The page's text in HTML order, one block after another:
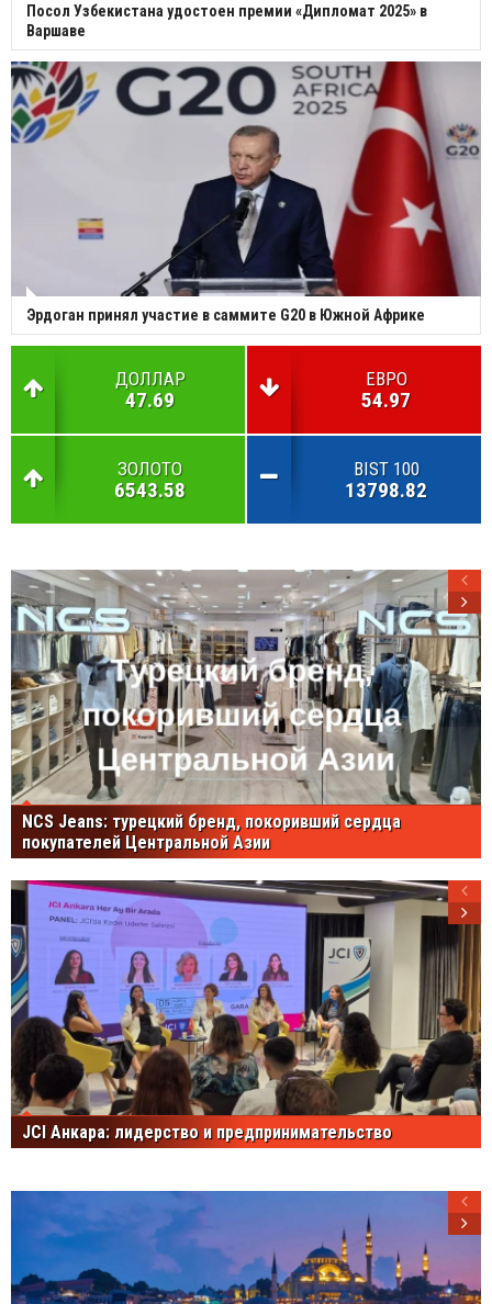
Посол Узбекистана удостоен премии «Дипломат 2025» в
Варшаве
Эрдоган принял участие в саммите G20 в Южной Африке
ДОЛЛАР
47.69
ЕВРО
54.97
ЗОЛОТО
6543.58
BIST 100
13798.82
NCS Jeans: турецкий бренд, покоривший сердца
покупателей Центральной Азии
JCI Анкара: лидерство и предпринимательство